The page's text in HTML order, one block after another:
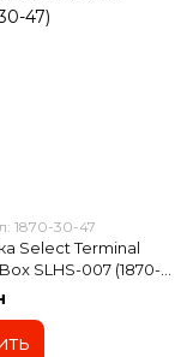
1870-30-47
Select Terminal
SLHS-007 (1870-